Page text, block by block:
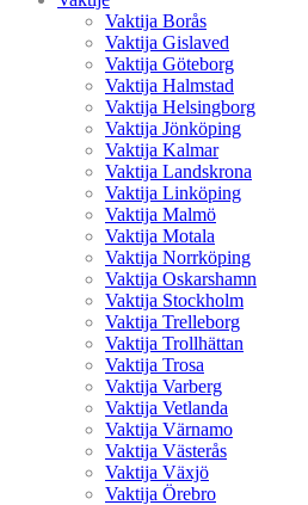
Vaktija Borås
Vaktija Gislaved
Vaktija Göteborg
Vaktija Halmstad
Vaktija Helsingborg
Vaktija Jönköping
Vaktija Kalmar
Vaktija Landskrona
Vaktija Linköping
Vaktija Malmö
Vaktija Motala
Vaktija Norrköping
Vaktija Oskarshamn
Vaktija Stockholm
Vaktija Trelleborg
Vaktija Trollhättan
Vaktija Trosa
Vaktija Varberg
Vaktija Vetlanda
Vaktija Värnamo
Vaktija Västerås
Vaktija Växjö
Vaktija Örebro